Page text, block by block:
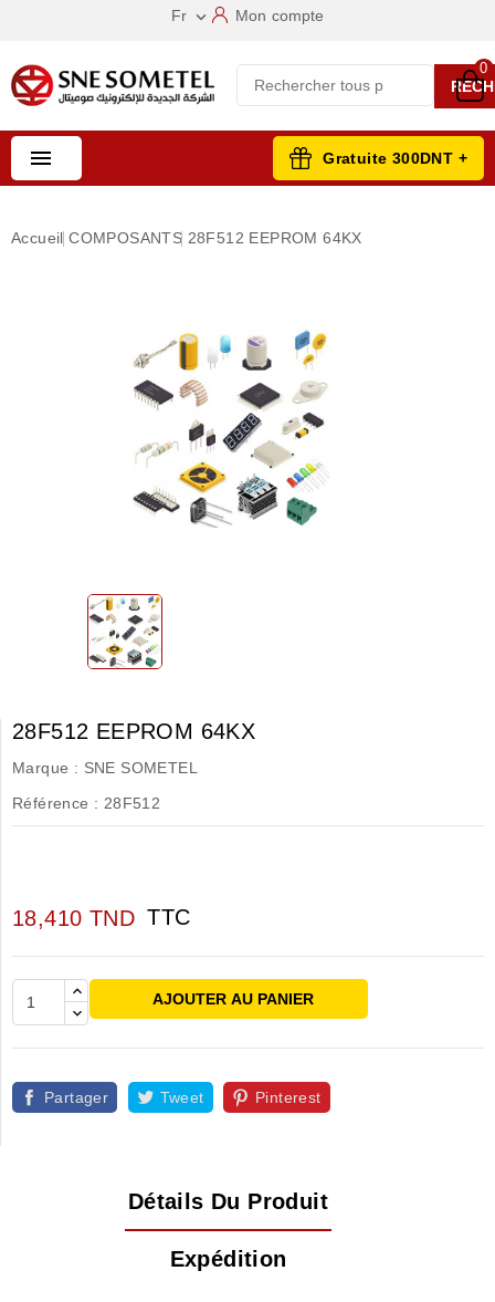
Fr  Mon compte
0
 Gratuite 300DNT +
Accueil COMPOSANTS 28F512 EEPROM 64KX
28F512 EEPROM 64KX
Marque : SNE SOMETEL
Référence : 28F512
18,410 TND TTC
AJOUTER AU PANIER
Partager Tweet Pinterest
Détails Du Produit
Expédition